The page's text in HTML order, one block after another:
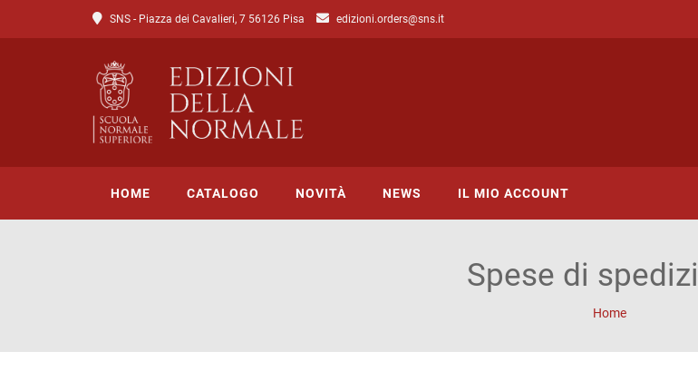
SNS - Piazza dei Cavalieri, 7 56126 Pisa edizioni.orders@sns.it
HOME CATALOGO
Catalogo di Scienze
NOVITÀ NEWS IL MIO ACCOUNT
Spese di
Home